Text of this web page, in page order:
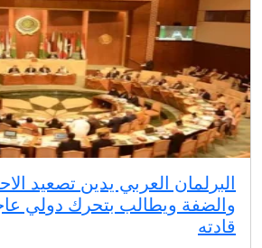
البرلمان العربي يدين تصعيد
والضفة ويطالب بتحرك دولي
قادته